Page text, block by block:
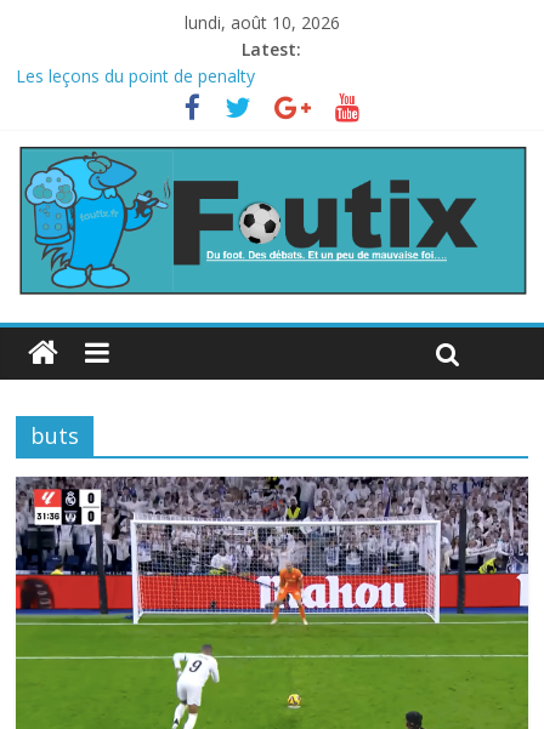
lundi, août 10, 2026
Latest:
Les leçons du point de penalty
Le football italien retombe dans le chaos
La FIFA veut vendre une part de la Coupe du monde à des fonds
privés, la planète football s’insurge
Les curiosités de la Coupe du monde
L’Inde et la Chine, trop mauvais au football ?
buts